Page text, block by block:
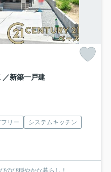
／新築一戸建
リー
システムキッチン
のび穏やかな暮らし！